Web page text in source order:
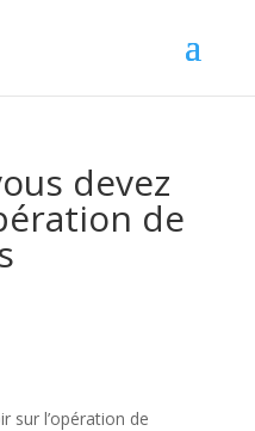
devez
de
sur l’opération de